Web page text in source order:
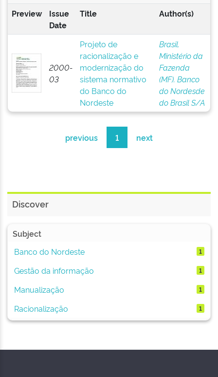
Preview
Issue
Date
Title Author(s)
2000-
03
Projeto de
racionalização e
modernização do
sistema normativo
do Banco do
Nordeste
Brasil.
Ministério da
Fazenda
(MF). Banco
do Nordesde
do Brasil S/A
previous 1 next
Discover
Subject
Banco do Nordeste
1
Gestão da informação 1
Manualização 1
Racionalização 1